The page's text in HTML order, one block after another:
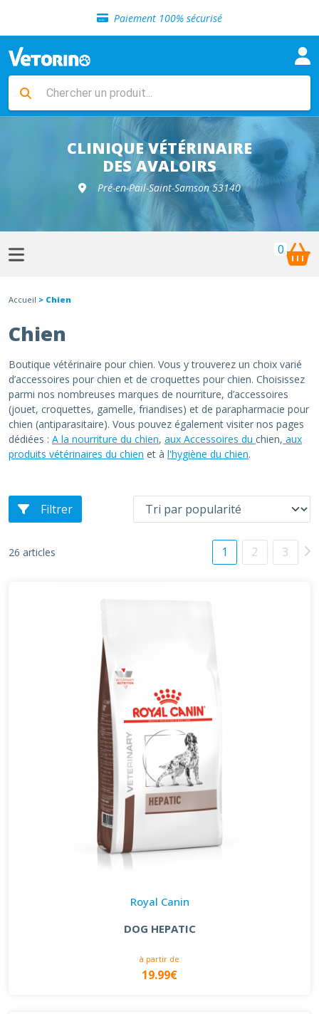
Paiement 100% sécurisé
Livraison gratuite en clinique vétérinaire
Sélection de croquettes vétérinaire
Livraison gratuite en clinique vétérinaire
Retour gratuit en clinique
Sélection de croquettes vétérinaire
CLINIQUE VÉTÉRINAIRE
DES AVALOIRS
Pré-en-Pail-Saint-Samson 53140
0
Accueil > Chien
Chien
Boutique vétérinaire pour chien. Vous y trouverez un choix varié
d’accessoires pour chien et de croquettes pour chien. Choisissez
parmi nos nombreuses marques de nourriture, d’accessoires
(jouet, croquettes, gamelle, friandises) et de parapharmacie pour
chien (antiparasitaire). Vous pouvez également visiter nos pages
dédiées : A la nourriture du chien, aux Accessoires du chien, aux
produits vétérinaires du chien et à l'hygiène du chien.
Filtrer
26 articles 1 2 3
Royal Canin
DOG HEPATIC
à partir de
19.99€